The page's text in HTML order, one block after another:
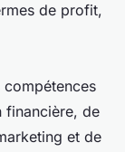
de profit,
financière, de
et de